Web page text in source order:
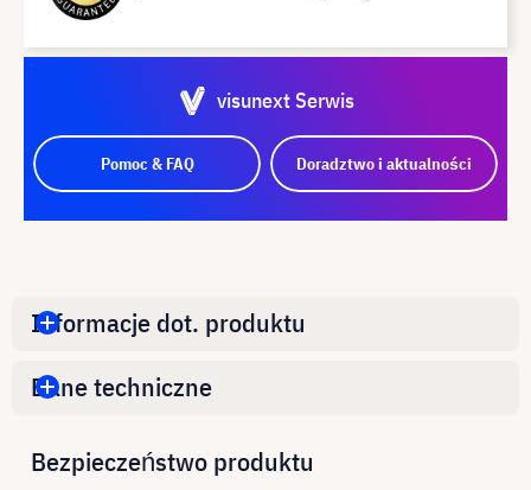
visunext Serwis
Pomoc & FAQ Doradztwo i aktualności
Informacje dot. produktu
Dane techniczne
Bezpieczeństwo produktu